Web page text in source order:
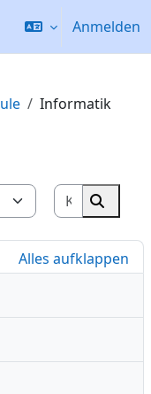
Anmelden
Informatik
Kurse
Kurse
Alles aufklappen